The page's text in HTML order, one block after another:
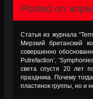
Posted on
Статья из журнала
Мерзкий британский
совершенно
Putrefaction’,
света спустя 20 лет
праздника. Почему
пластинок группы, но и